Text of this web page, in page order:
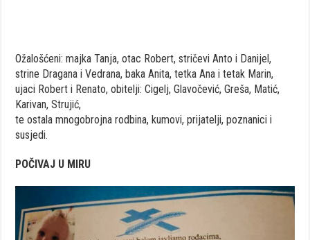
Ožalošćeni: majka Tanja, otac Robert, stričevi Anto i Danijel,
strine Dragana i Vedrana, baka Anita, tetka Ana i tetak Marin,
ujaci Robert i Renato, obitelji: Cigelj, Glavočević, Greša, Matić,
Karivan, Strujić,
te ostala mnogobrojna rodbina, kumovi, prijatelji, poznanici i
susjedi.
POČIVAJ U MIRU